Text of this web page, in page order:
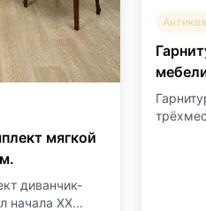
мягкой
диванчик-
начала XX...